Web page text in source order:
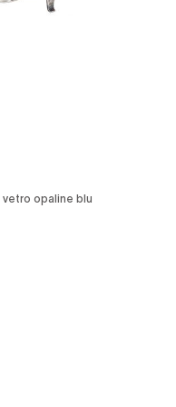
vetro opaline blu